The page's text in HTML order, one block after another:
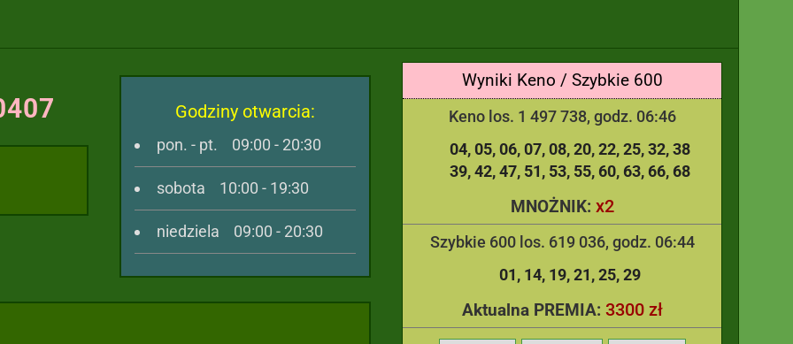
Wyniki Keno / Szybkie 600
Keno los. 1 497 738, godz. 06:46
04 05 06 07 08 20 22 25 32 38
39 42 47 51 53 55 60 63 66 68
MNOŻNIK: x2
Szybkie 600 los. 619 036, godz. 06:44
01 14 19 21 25 29
Aktualna PREMIA: 3300 zł
Godziny otwarcia:
pon. - pt. 09:00 - 20:30
sobota 10:00 - 19:30
niedziela 09:00 - 20:30